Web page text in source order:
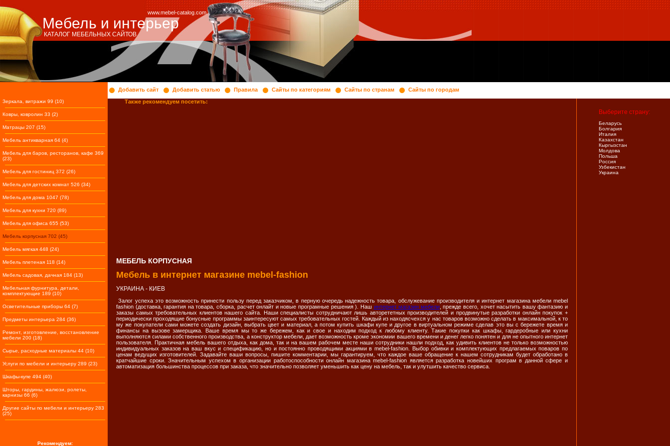
Мебель и интерьер
www.mebel-catalog.com
КАТАЛОГ МЕБЕЛЬНЫХ САЙТОВ
Зеркала, витражи 99 (10)
Ковры, ковролин 33 (2)
Матрацы 207 (15)
Мебель антикварная 64 (4)
Мебель для баров, ресторанов, кафе 369
(23)
Мебель для гостиниц 372 (26)
Мебель для детских комнат 526 (34)
Мебель для дома 1047 (78)
Мебель для кухни 720 (89)
Мебель для офиса 655 (53)
Мебель корпусная 702 (45)
Мебель мягкая 448 (24)
Мебель плетеная 118 (14)
Мебель садовая, дачная 184 (13)
Мебельная фурнитура, детали,
комплектующие 189 (10)
Осветительные приборы 64 (7)
Предметы интерьера 284 (36)
Ремонт, изготовление, восстановление
мебели 200 (18)
Сырье, расходные материалы 44 (10)
Услуги по мебели и интерьеру 289 (23)
Шкафы-купе 494 (40)
Шторы, гардины, жалюзи, ролеты,
карнизы 66 (6)
Другие сайты по мебели и интерьеру 283
(25)
Рекомендуем:
Добавить сайт Добавить статью Правила Сайты по категориям Сайты по странам
Сайты по городам
Также рекомендуем посетить:
МЕБЕЛЬ КОРПУСНАЯ
Мебель в интернет магазине mebel-fashion
УКРАИНА - КИЕВ
Залог успеха это возможность принести пользу перед заказчиком, в перную очередь надежность товара, обслужевание производителя и интернет магазина мебели mebel
fashion (доставка, гарантия на товара, сборка, расчет онлайт и новые програмные решения ). Наш интернет магазин мебели, прежде всего, хочет насытить вашу фантазию и
заказы самых требовательных клиентов нашего сайта. Наши специалисты сотрудничают лишь авторететных производителей и продвинутые разработки онлайн покупок +
периодически проходящие бонусные программы заинтересуют самых требовательных гостей. Каждый из находясчехся у нас товаров возможно сделать в максимальной, к то
му же покупатели сами можете создать дизайн, выбрать цвет и материал, а потом купить шкафи купе и другое в виртуальном режиме сделав это вы с бережете время и
финансы на вызове замерщика. Ваше время мы то же бережем, как и свое и находим подход к любому клиенту. Такие покупки как шкафы, гардеробные или кухни
выполняются силами собственного производства, а конструктор мебели, дает возможность кроме экономии вашего времени и денег легко понятен и для не опытного интернет
пользователя. Практичная мебель вашего отдыха, как дома, так и на вашем рабочем месте наши сотрудники нашли подход, как удивить клиентов не только возможностью
индивидуальных заказов на ваш вкус и спецификацию, но и постоянно проводящими акциями в mebel-fashion. Выбор обивки и комплектующих предлагаемых поваров по
ценам ведущих изготовителей. Задавайте ваши вопросы, пишите комментарии, мы гарантируем, что каждое ваше обращение к нашем сотрудникам будет обработано в
кратчайшие сроки. Значительным успехом в организации работоспособности онлайн магазина mebel-fashion является разработка новейших програм в данной сфере и
автоматизация большинства процессов при заказа, что значительно позволяет уменьшить как цену на мебель, так и улутшить качество сервиса.
Выберите страну:
Беларусь
Болгария
Италия
Казахстан
Кыргызстан
Молдова
Польша
Россия
Узбекистан
Украина